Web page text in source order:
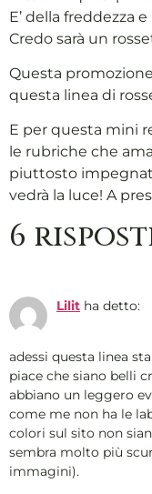
E’ della freddezza
Credo sarà un
Questa
questa linea di
E per questa mini
le rubriche che
piuttosto
vedrà la luce! A
6
Lilit ha detto:
adessi questa linea
piace che siano belli
abbiano un leggero
come me non ha le
colori sul sito non
sembra molto più
immagini).